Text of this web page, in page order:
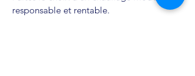
responsable et rentable.